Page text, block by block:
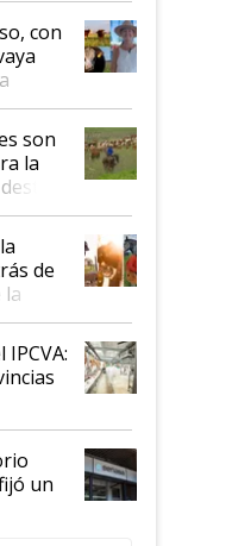
con
las
con
son
la
a 46
de
la
un